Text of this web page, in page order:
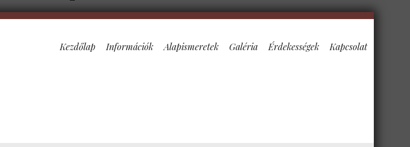
Kezdőlap Információk Alapismeretek Galéria Érdekességek Kapcsolat